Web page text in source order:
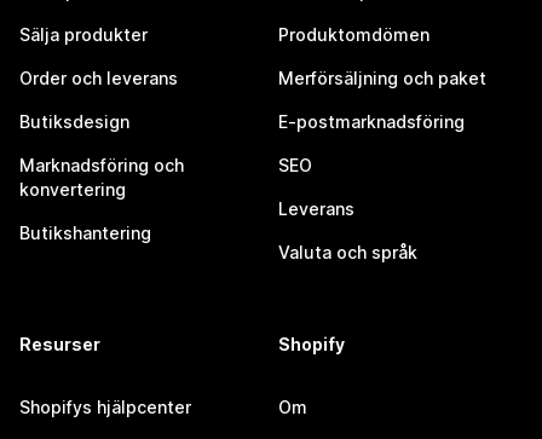
Sälja produkter
Order och leverans
Butiksdesign
Marknadsföring och
konvertering
Butikshantering
Produktomdömen
Merförsäljning och paket
E-postmarknadsföring
SEO
Leverans
Valuta och språk
Resurser
Shopifys hjälpcenter
Shopify
Om